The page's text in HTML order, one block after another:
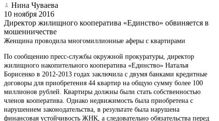
Нина Чуваева
10 ноября 2016
Директор жилищного кооператива «Единство» обвиняется в
мошенничестве
Женщина проводила многомиллионные аферы с квартирами
По сообщению пресс-службы окружной прокуратуры, директор
жилищного накопительного кооператива «Единство» Наталья
Борисенко в 2012-2013 годах заключила с двумя банками кредитные
договоры для приобретения 44 квартир на общую сумму более 100
миллионов рублей. Квартиры должны были стать собственностью
членов кооператива. Однако недвижимость была приобретена с
нарушением законодательства, в результате была нарушена
финансовая устойчивость ЖНК, а следовательно обязательства перед